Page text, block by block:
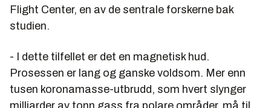
Flight Center, en av de sentrale forskerne bak
studien.
- I dette tilfellet er det en magnetisk hud.
Prosessen er lang og ganske voldsom. Mer enn
tusen koronamasse-utbrudd, som hvert slynger
milliarder av tonn gass fra polare områder, må til